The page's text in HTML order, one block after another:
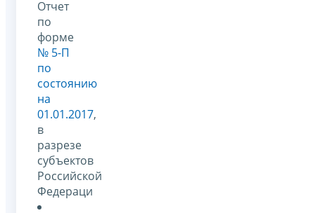
Отчет
по
форме
№ 5-П
по
состоянию
на
01.01.2017,
в
разрезе
субъектов
Российской
Федераци